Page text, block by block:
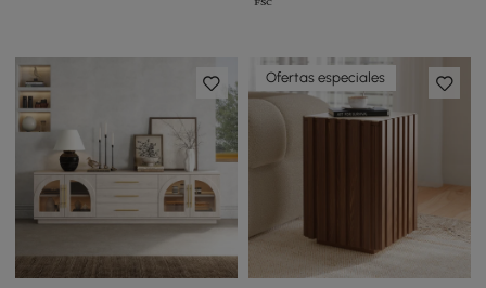
Ofertas especiales